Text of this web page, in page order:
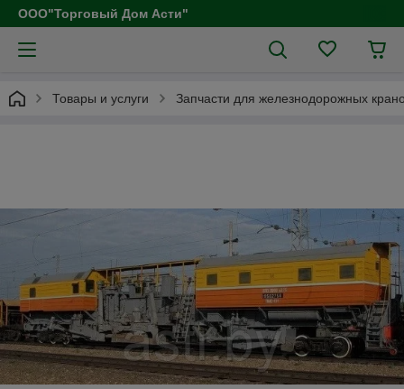
ООО"Торговый Дом Асти"
Товары и услуги Запчасти для железнодорожных